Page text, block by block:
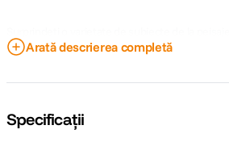
200mm F3.5-6.3 DC Macro OS HSM este un
dumneavoastra DSLR, oferind o plaja focala
Design optic de inalta
Arată descrierea completă
Specificații